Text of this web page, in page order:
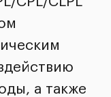
а также